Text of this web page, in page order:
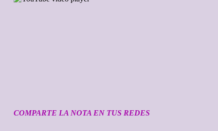
COMPARTE LA NOTA EN TUS REDES